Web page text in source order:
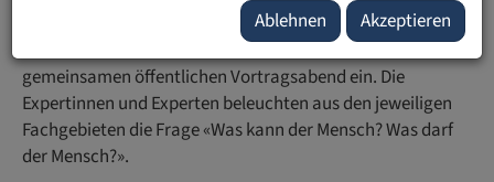
Die Medizinisch-Wissenschaftliche Fakultät und die
Rechtswissenschaftliche Fakultät der UFL laden zum
gemeinsamen öffentlichen Vortragsabend ein. Die
Expertinnen und Experten beleuchten aus den jeweiligen
Fachgebieten die Frage «Was kann der Mensch? Was darf
der Mensch?».
Ablehnen Akzeptieren